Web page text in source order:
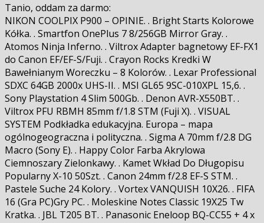
Tanio, oddam za darmo:
NIKON COOLPIX P900 – OPINIE. . Bright Starts Kolorowe
Kółka. . Smartfon OnePlus 7 8/256GB Mirror Gray. .
Atomos Ninja Inferno. . Viltrox Adapter bagnetowy EF-FX1
do Canon EF/EF-S/Fuji. . Crayon Rocks Kredki W
Bawełnianym Woreczku – 8 Kolorów. . Lexar Professional
SDXC 64GB 2000x UHS-II. . MSI GL65 9SC-010XPL 15,6. .
Sony Playstation 4 Slim 500Gb. . Denon AVR-X550BT. .
Viltrox PFU RBMH 85mm f/1.8 STM (Fuji X). . VISUAL
SYSTEM Podkładka edukacyjna. Europa – mapa
ogólnogeograficzna i polityczna. . Sigma A 70mm f/2.8 DG
Macro (Sony E). . Happy Color Farba Akrylowa
Ciemnoszary Zielonkawy. . Kamet Wkład Do Długopisu
Popularny X-10 50Szt. . Canon 24mm f/2.8 EF-S STM. .
Pastele Suche 24 Kolory. . Vortex VANQUISH 10X26. . FIFA
16 (Gra PC)Gry PC. . Moleskine Notes Classic 19X25 Tw
Kratka. . JBL T205 BT. . Panasonic Eneloop BQ-CC55 + 4 x